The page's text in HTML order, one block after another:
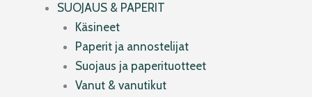
SUOJAUS & PAPERIT
Käsineet
Paperit ja annostelijat
Suojaus ja paperituotteet
Vanut & vanutikut